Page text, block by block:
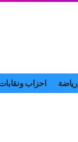
رياضة احزاب